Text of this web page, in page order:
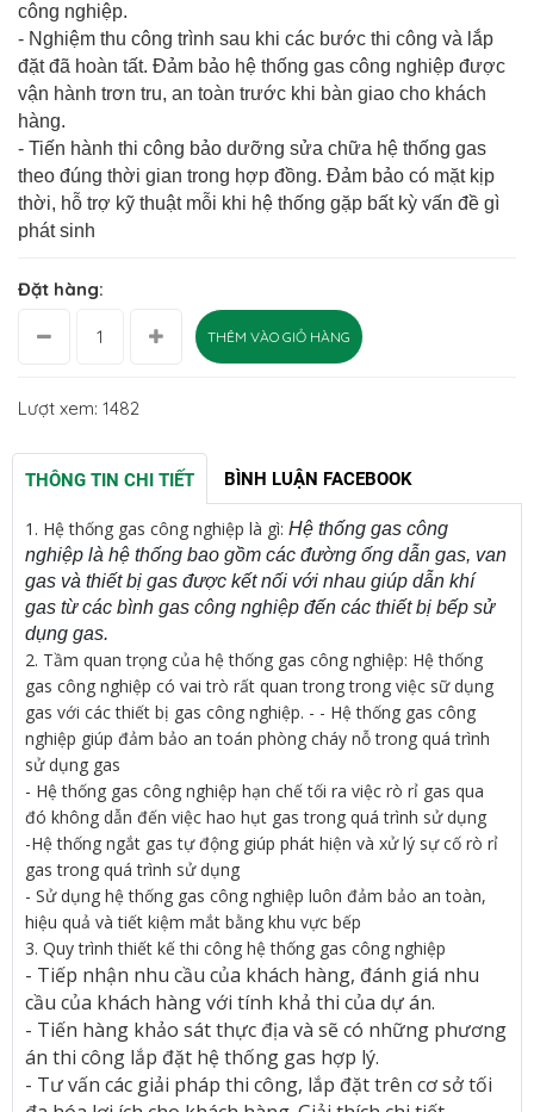
công nghiệp.
- Nghiệm thu công trình sau khi các bước thi công và lắp
đặt đã hoàn tất. Đảm bảo hệ thống gas công nghiệp được
vận hành trơn tru, an toàn trước khi bàn giao cho khách
hàng.
- Tiến hành thi công bảo dưỡng sửa chữa hệ thống gas
theo đúng thời gian trong hợp đồng. Đảm bảo có mặt kịp
thời, hỗ trợ kỹ thuật mỗi khi hệ thống gặp bất kỳ vấn đề gì
phát sinh
Đặt hàng:
THÊM VÀO GIỎ HÀNG
Lượt xem: 1482
THÔNG TIN CHI TIẾT BÌNH LUẬN FACEBOOK
1. Hệ thống gas công nghiệp là gì: Hệ thống gas công
nghiệp là hệ thống bao gồm các đường ống dẫn gas, van
gas và thiết bị gas được kết nối với nhau giúp dẫn khí
gas từ các bình gas công nghiệp đến các thiết bị bếp sử
dụng gas.
2. Tầm quan trọng của hệ thống gas công nghiệp: Hệ thống
gas công nghiệp có vai trò rất quan trong trong việc sữ dụng
gas với các thiết bị gas công nghiệp. - - Hệ thống gas công
nghiệp giúp đảm bảo an toán phòng cháy nỗ trong quá trình
sử dụng gas
- Hệ thống gas công nghiệp hạn chế tối ra việc rò rỉ gas qua
đó không dẫn đến việc hao hụt gas trong quá trình sử dụng
-Hệ thống ngắt gas tự động giúp phát hiện và xử lý sự cố rò rỉ
gas trong quá trình sử dụng
- Sử dụng hệ thống gas công nghiệp luôn đảm bảo an toàn,
hiệu quả và tiết kiệm mắt bằng khu vực bếp
3. Quy trình thiết kế thi công hệ thống gas công nghiệp
- Tiếp nhận nhu cầu của khách hàng, đánh giá nhu
cầu của khách hàng với tính khả thi của dự án.
- Tiến hàng khảo sát thực địa và sẽ có những phương
án thi công lắp đặt hệ thống gas hợp lý.
- Tư vấn các giải pháp thi công, lắp đặt trên cơ sở tối